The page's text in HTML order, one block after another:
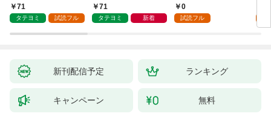
71
タテヨミ 試読フル
がられています
71
タテヨミ 新着
れる 1
0
試読フル
家
新刊配信予定 ランキング
キャンペーン 無料